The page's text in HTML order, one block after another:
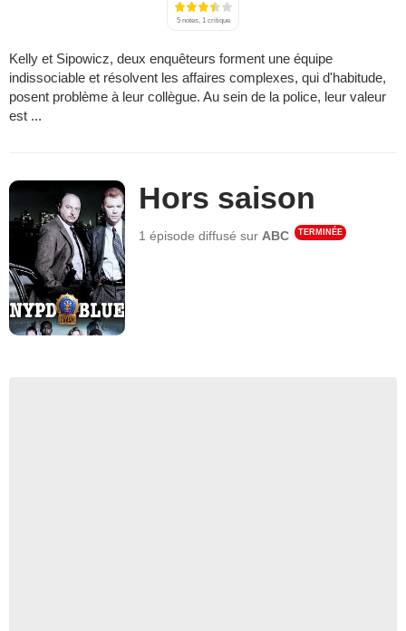
5 notes, 1 critique
Kelly et Sipowicz, deux enquêteurs forment une équipe
indissociable et résolvent les affaires complexes, qui d'habitude,
posent problème à leur collègue. Au sein de la police, leur valeur
est ...
Hors saison
1 épisode diffusé surABC TERMINÉE